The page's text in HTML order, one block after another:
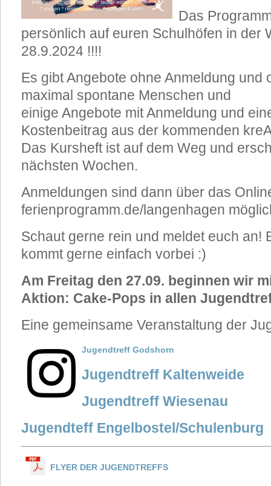
Das
persönlich auf euren Schulhöfen in der
28.9.2024 !!!!
Es gibt Angebote ohne Anmeldung und
maximal spontane Menschen und
einige Angebote mit Anmeldung und
Kostenbeitrag aus der kommenden
Das Kursheft ist auf dem Weg und
nächsten Wochen.
Anmeldungen sind dann über das
ferienprogramm.de/langenhagen
Schaut gerne rein und meldet euch an!
kommt gerne einfach vorbei :)
Am Freitag den 27.09. beginnen wir
Aktion: Cake-Pops in allen
Eine gemeinsame Veranstaltung der
Jugendtreff Godshorn
Jugendtreff Kaltenweide
Jugendtreff Wiesenau
Jugendteff Engelbostel/Schulenburg
FLYER DER JUGENDTREFFS